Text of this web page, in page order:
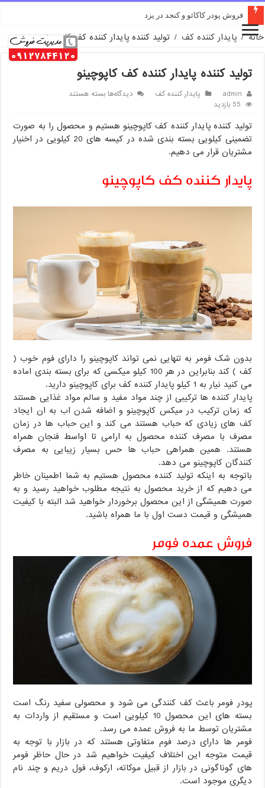
فروش پودر کاکائو و کنجد در یزد
خانه / پایدار کننده کف / تولید کننده پایدار کننده کف کاپوچینو
تولید کننده پایدار کننده کف کاپوچینو
admin پایدار کننده کف دیدگاه‌هابرای
پایدار
کننده
بسته هستند
55 بازدید
تولید کننده پایدار کننده کف کاپوچینو هستیم و محصول را به صورت
تضمینی کیلویی بسته بندی شده در کیسه های 20 کیلویی در اخنیار
مشتریان قرار می دهیم.
پایدار کننده کف کاپوچینو
بدون شک فومر به تنهایی نمی تواند کاپوچینو را دارای فوم خوب (
کف ) کند بنابراین در هر 100 کیلو میکسی که برای بسته بندی اماده
می کنید نیار به 1 کیلو پایدار کننده کف برای کاپوچینو دارید.
پایدار کننده ها ترکیبی از چند مواد مفید و سالم مواد غذایی هستند
که زمان ترکیب در میکس کاپوچینو و اضافه شدن اب به ان ایجاد
کف های زیادی که حباب هستند می کند و این حباب ها در زمان
مصرف با مصرف کننده محصول به ارامی تا اواسط فنجان همراه
هستند. همین همراهی حباب ها حس بسیار زیبایی به مصرف
کنندگان کاپوچینو می دهد.
باتوجه به اینکه تولید کننده محصول هستیم به شما اطمینان خاطر
می دهیم که از خرید محصول به نتیجه مطلوب خواهید رسید و به
صورت همیشگی از این محصول برخوردار خواهید شد البته با کیفیت
همیشگی و قیمت دست اول با ما همراه باشید.
فروش عمده فومر
پودر فومر باعث کف کنندگی می شود و محصولی سفید رنگ است
بسته های این محصول 10 کیلویی است و مستقیم از واردات به
مشتریان توسط ما به فروش عمده می رسد.
فومر ها دارای درصد فوم متفاوتی هستند که در بازار با توجه به
قیمت متوجه این اختلاف کیفیت خواهیم شد در حال حاظر فومر
های گوناگونی در بازار از قبیل موکاته، ارکوف، فول دریم و چند نام
دیگری موجود است.